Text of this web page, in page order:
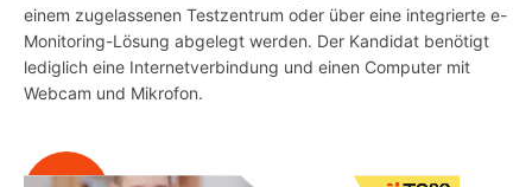
einem zugelassenen Testzentrum oder über eine integrierte e-
Monitoring-Lösung abgelegt werden. Der Kandidat benötigt
lediglich eine Internetverbindung und einen Computer mit
Webcam und Mikrofon.